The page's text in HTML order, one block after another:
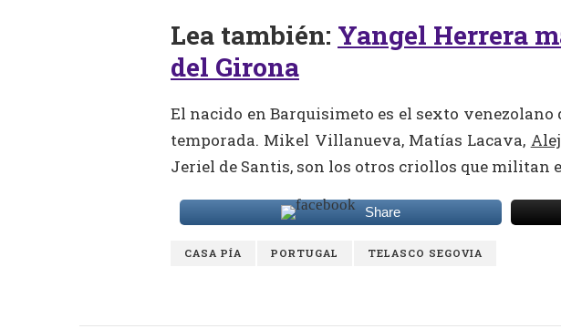
Lea también: Yangel Herrera
del Girona
El nacido en Barquisimeto es el sexto venezolano
temporada. Mikel Villanueva, Matías Lacava,
Jeriel de Santis, son los otros criollos que militan
Share
CASA PÍA PORTUGAL TELASCO SEGOVIA